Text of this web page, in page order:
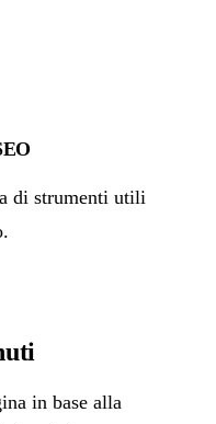
di strumenti utili
in base alla